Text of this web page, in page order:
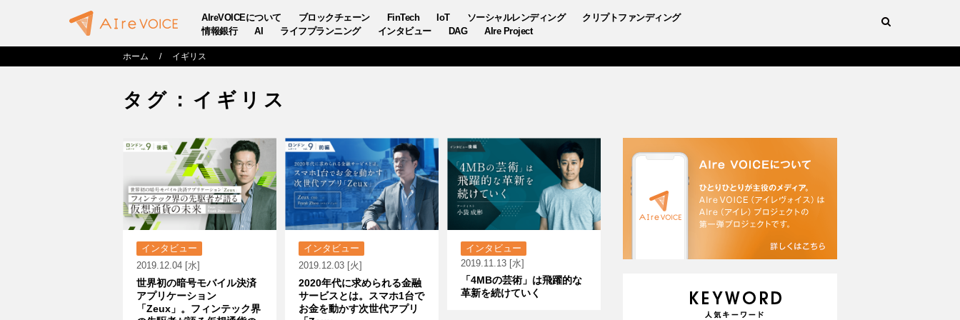
AIreVOICEについて ブロックチェーン FinTech IoT ソーシャルレンディング
クリプトファンディング
情報銀行
AI ライフプランニング インタビュー DAG AIre Project
ホーム イギリス
タグ：イギリス
インタビュー
2019.12.04 [水]
世界初の暗号モバイル決済
アプリケーション
「Zeux」。フィンテック界
インタビュー
2019.12.03 [火]
2020年代に求められる金融
サービスとは。スマホ1台で
お金を動かす次世代アプリ
インタビュー
2019.11.13 [水]
「4MBの芸術」は飛躍的な
革新を続けていく